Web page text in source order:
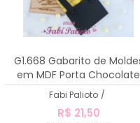
G1.668 Gabarito de
em MDF Porta Chocolate
Papai 1
Fabi Palioto /
R$ 21,50